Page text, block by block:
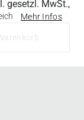
gesetzl. MwSt.,
Mehr Infos